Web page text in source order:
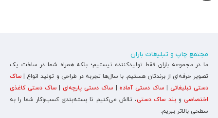
مجتمع چاپ و تبلیغات باران
ما در مجموعه باران فقط تولیدکننده نیستیم؛ بلکه همراه شما در ساخت یک
تصویر حرفه‌ای از برندتان هستیم. با سال‌ها تجربه در طراحی و تولید انواع | ساک
دستی تبلیغاتی |ساک دستی آماده | ساک دستی پارچه‌ای| ساک دستی کاغذی
اختصاصی وبند ساک دستی، تلاش می‌کنیم تا بسته‌بندی کسب‌وکار شما را به
سطحی بالاتر ببریم.